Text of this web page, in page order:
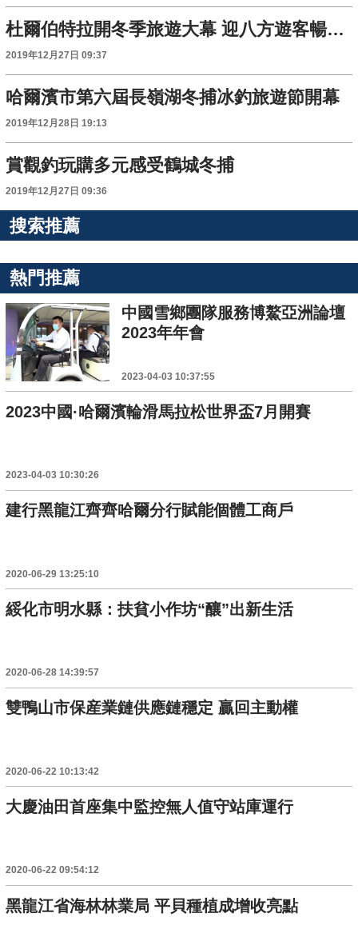
杜爾伯特拉開冬季旅遊大幕 迎八方遊客暢玩冰雪
2019年12月27日 09:37
哈爾濱市第六屆長嶺湖冬捕冰釣旅遊節開幕
2019年12月28日 19:13
賞觀釣玩購多元感受鶴城冬捕
2019年12月27日 09:36
搜索推薦
熱門推薦
中國雪鄉團隊服務博鰲亞洲論壇
2023年年會
2023-04-03 10:37:55
2023中國·哈爾濱輪滑馬拉松世界盃7月開賽
2023-04-03 10:30:26
建行黑龍江齊齊哈爾分行賦能個體工商戶
2020-06-29 13:25:10
綏化市明水縣：扶貧小作坊“釀”出新生活
2020-06-28 14:39:57
雙鴨山市保産業鏈供應鏈穩定 贏回主動權
2020-06-22 10:13:42
大慶油田首座集中監控無人值守站庫運行
2020-06-22 09:54:12
黑龍江省海林林業局 平貝種植成增收亮點